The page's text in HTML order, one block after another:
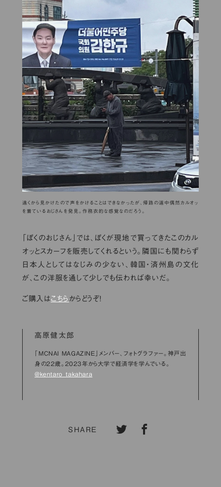
遠くから見かけたので声をかけることはできなかったが、帰路の道中偶然カルオッ
を着ているおじさんを発見。作務衣的な感覚なのだろう。
「ぼくのおじさん」では、ぼくが現地で買ってきたこのカル
オッとスカーフを販売してくれるという。隣国にも関わらず
日本人としてはなじみの少ない、韓国・済州島の文化
が、この洋服を通して少しでも伝われば幸いだ。
ご購入はこちら からどうぞ！
高原健太郎
「MCNAI MAGAZINE」メンバー、フォトグラファー。神戸出
身の22歳。2023年から大学で経済学を学んでいる。
@kentaro_takahara
SHARE